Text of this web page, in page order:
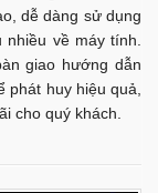
dễ dàng sử dụng
nhiều về máy tính.
giao hướng dẫn
phát huy hiệu quả,
cho quý khách.